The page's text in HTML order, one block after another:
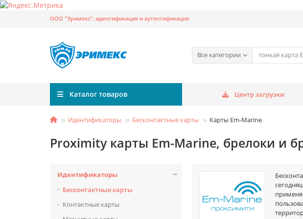
ООО "Эримекс": идентификация и аутентификация
Все категории
Каталог товаров Центр загрузки
Идентификаторы Бесконтактные карты Карты Em-Marine
Proximity карты Em-Marine, брелоки и
Идентификаторы
Бесконтактные карты
Контактные карты